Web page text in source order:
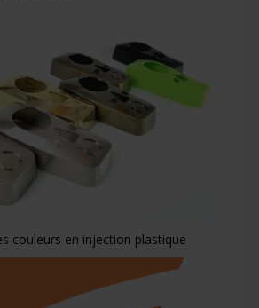
couleurs en injection plastique